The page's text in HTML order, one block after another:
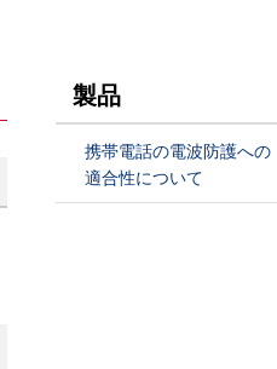
製品
携帯電話の電波防護への
適合性について